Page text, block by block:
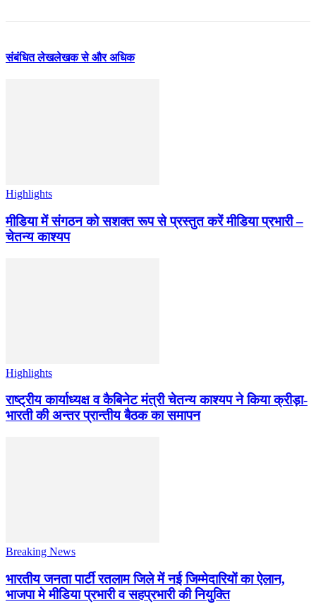
संबंधित लेखलेखक से और अधिक
Highlights
मीडिया में संगठन को सशक्त रूप से प्रस्तुत करें मीडिया प्रभारी –
चेतन्य काश्यप
Highlights
राष्ट्रीय कार्याध्यक्ष व कैबिनेट मंत्री चेतन्य काश्यप ने किया क्रीड़ा-
भारती की अन्तर प्रान्तीय बैठक का समापन
Breaking News
भारतीय जनता पार्टी रतलाम जिले में नई जिम्मेदारियों का ऐलान,
भाजपा मे मीडिया प्रभारी व सहप्रभारी की नियुक्ति